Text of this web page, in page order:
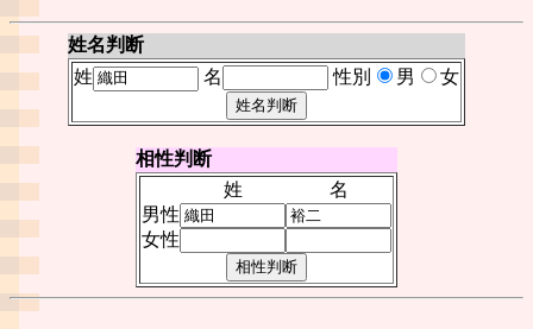
姓名判断
姓
名 性別 男 女
相性判断
姓
名
男性
女性